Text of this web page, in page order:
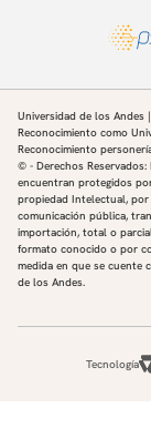
Universidad de los Andes
Reconocimiento como
Reconocimiento
© - Derechos
encuentran protegidos
propiedad Intelectual,
comunicación pública,
importación, total o
formato conocido o por
medida en que se cuente
de los Andes.
Tecnología